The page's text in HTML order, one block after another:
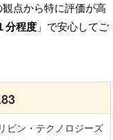
点から特に評価が高
分程度 」で安心してご